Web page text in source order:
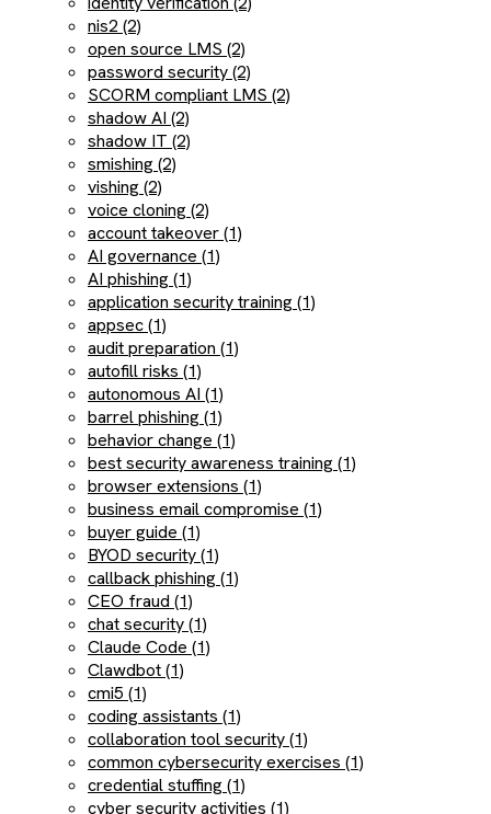
nis2 (2)
open source LMS (2)
password security (2)
SCORM compliant LMS (2)
shadow AI (2)
shadow IT (2)
smishing (2)
vishing (2)
voice cloning (2)
account takeover (1)
AI governance (1)
AI phishing (1)
application security training (1)
appsec (1)
audit preparation (1)
autofill risks (1)
autonomous AI (1)
barrel phishing (1)
behavior change (1)
best security awareness training (1)
browser extensions (1)
business email compromise (1)
buyer guide (1)
BYOD security (1)
callback phishing (1)
CEO fraud (1)
chat security (1)
Claude Code (1)
Clawdbot (1)
cmi5 (1)
coding assistants (1)
collaboration tool security (1)
common cybersecurity exercises (1)
credential stuffing (1)
cyber security activities (1)